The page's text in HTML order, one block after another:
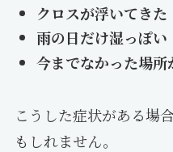
クロスが浮いてきた
雨の日だけ湿っぽい
今までなかった場所
こうした症状がある場
もしれません。